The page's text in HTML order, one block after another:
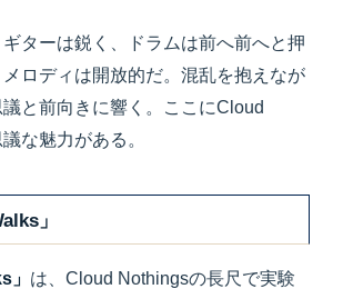
ターは鋭く、ドラムは前へ前へと押
ロディは開放的だ。混乱を抱えなが
と前向きに響く。ここにCloud
な魅力がある。
」
」 は、Cloud Nothingsの長尺で実験